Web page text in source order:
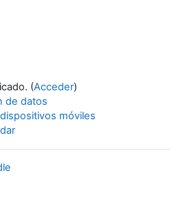
(Acceder)
de datos
móviles